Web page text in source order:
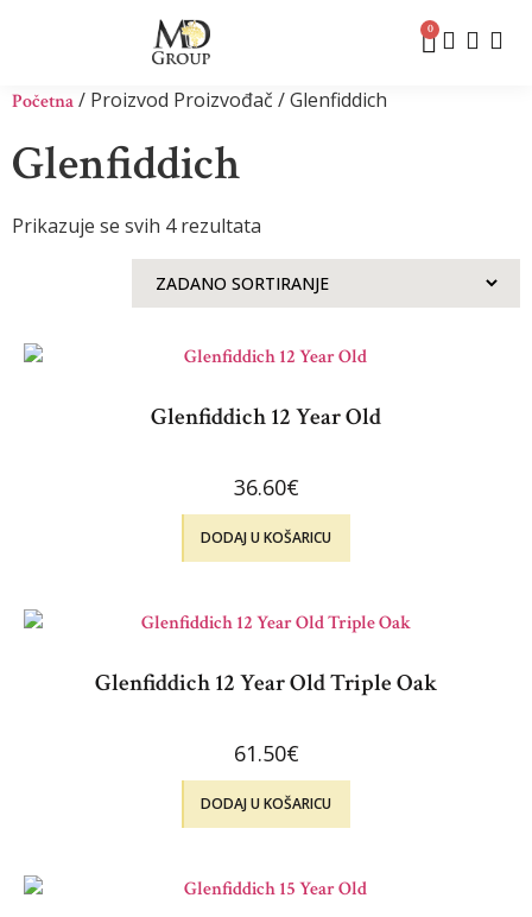
0
Početna/ Proizvod Proizvođač / Glenfiddich
Glenfiddich
Prikazuje se svih 4 rezultata
Glenfiddich 12 Year Old
36.60€
DODAJ U KOŠARICU
Glenfiddich 12 Year Old Triple Oak
61.50€
DODAJ U KOŠARICU